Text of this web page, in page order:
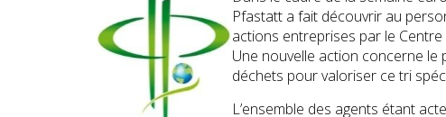
Pfastatt a fait découvrir au
actions entreprises par le
Une nouvelle action concerne le
déchets pour valoriser ce tri
L’ensemble des agents étant